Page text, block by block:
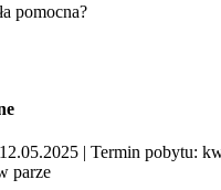
pomocna?
| Termin pobytu:
parze